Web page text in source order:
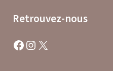
Retrouvez-nous
Facebook Instagram X